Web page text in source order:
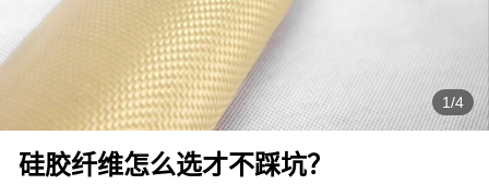
1/4
硅胶纤维怎么选才不踩坑？